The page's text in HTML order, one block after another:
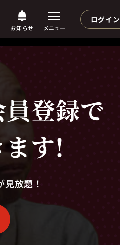
お知らせ メニュー
ログイン
登録で
す!
放題！